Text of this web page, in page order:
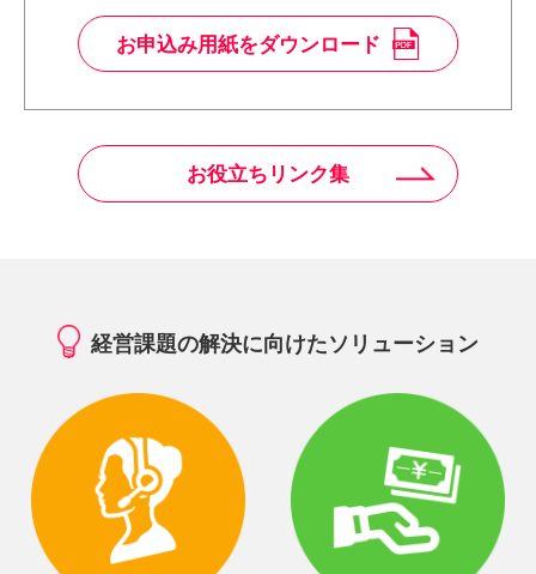
お申込み用紙をダウンロード
お役立ちリンク集
経営課題の解決に向けたソリューション